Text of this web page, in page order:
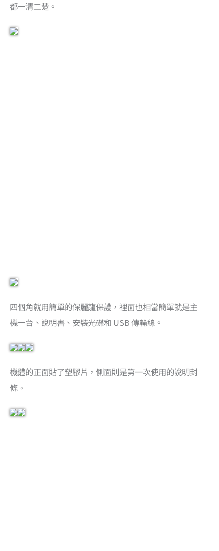
都一清二楚。
四個角就用簡單的保麗龍保護，裡面也相當簡單就是主
機一台、說明書、安裝光碟和 USB 傳輸線。
機體的正面貼了塑膠片，側面則是第一次使用的說明封
條。